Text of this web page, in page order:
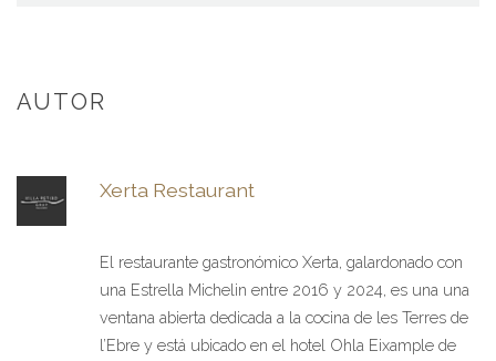
AUTOR
Xerta Restaurant
El restaurante gastronómico Xerta, galardonado con
una Estrella Michelin entre 2016 y 2024, es una una
ventana abierta dedicada a la cocina de les Terres de
l’Ebre y está ubicado en el hotel Ohla Eixample de